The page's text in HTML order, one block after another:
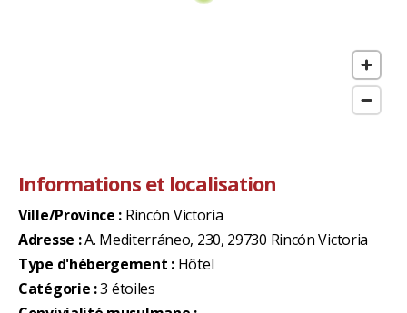
Informations et localisation
Ville/Province : Rincón Victoria
Adresse :A. Mediterráneo, 230, 29730 Rincón Victoria
Type d'hébergement : Hôtel
Catégorie :3 étoiles